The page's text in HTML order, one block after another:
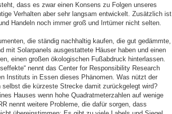
dass es zwar einen Konsens zu Folgen unseres
Verhalten aber sehr langsam entwickelt. Zusätzlich ist
Handeln noch immer groß und Irrtümer nicht selten.
die ständig nachhaltig kaufen, die gut gedämmte,
mit Solarpanels ausgestattete Häuser haben und einen
einen großen ökologischen Fußabdruck hinterlassen.
nennt das Center for Responsibility Research
Instituts in Essen dieses Phänomen. Was nützt der
selbst die kürzeste Strecke damit zurückgelegt wird?
Hauses wenn hohe Quadratmeterzahlen auf wenige
nennt weitere Probleme, die dafür sorgen, dass